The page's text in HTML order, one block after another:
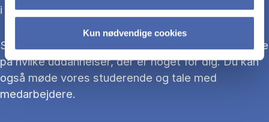
Kun nødvendige cookies
i 2027?
Så kom med til Åbent Hus, hvor du kan blive klogere
på hvilke uddannelser, der er noget for dig. Du kan
også møde vores studerende og tale med
medarbejdere.